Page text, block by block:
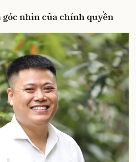
góc nhìn của chính quyền